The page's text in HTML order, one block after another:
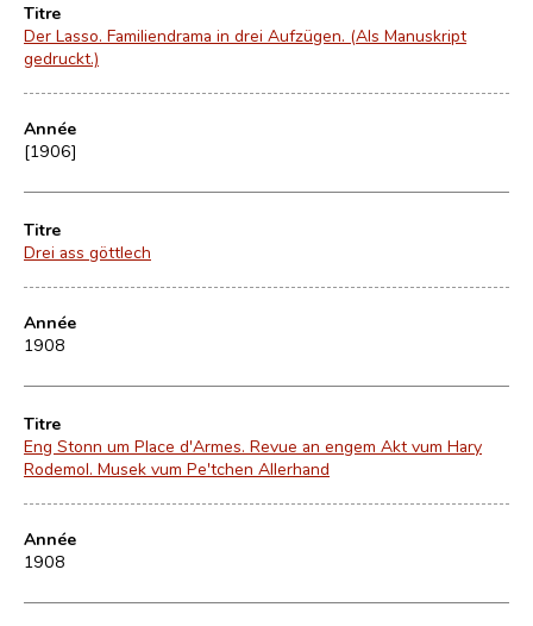
Titre
Der Lasso. Familiendrama in drei Aufzügen. (Als Manuskript
gedruckt.)
Année
[1906]
Titre
Drei ass göttlech
Année
1908
Titre
Eng Stonn um Place d'Armes. Revue an engem Akt vum Hary
Rodemol. Musek vum Pe'tchen Allerhand
Année
1908